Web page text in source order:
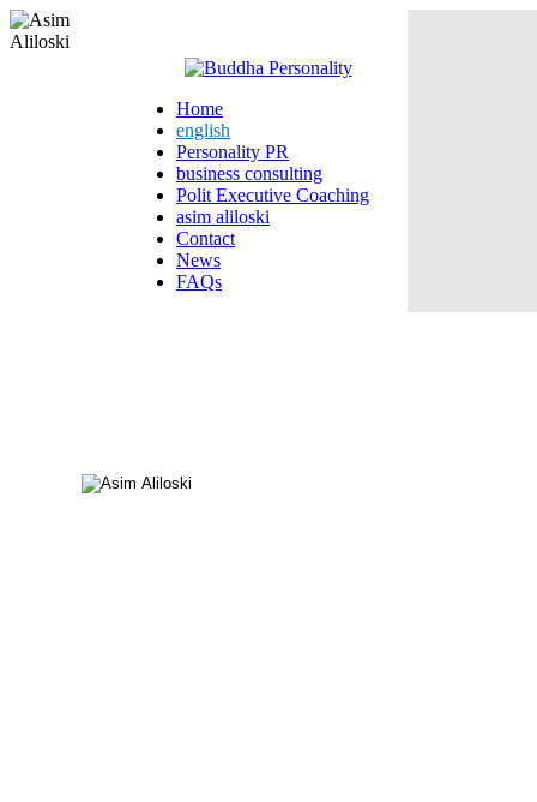
Home
english
Personality PR
business consulting
Polit Executive Coaching
asim aliloski
Contact
News
FAQs